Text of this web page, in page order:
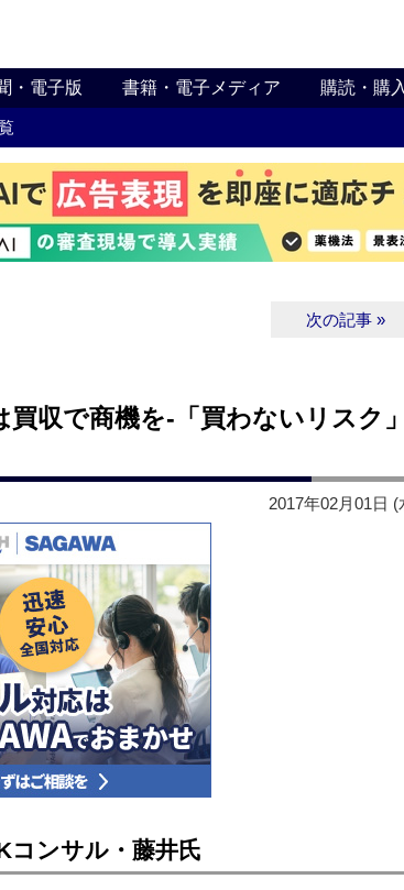
・電子版 書籍・電子メディア 購読・購
次の記事 »
収で商機を‐「買わないリスク」
2017年02月01日 (
コンサル・藤井氏